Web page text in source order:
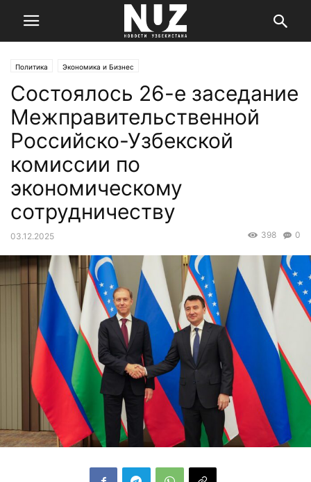
Политика Экономика и Бизнес
Состоялось 26-е заседание
Межправительственной
Российско-Узбекской
комиссии по
экономическому
сотрудничеству
03.12.2025 0
398